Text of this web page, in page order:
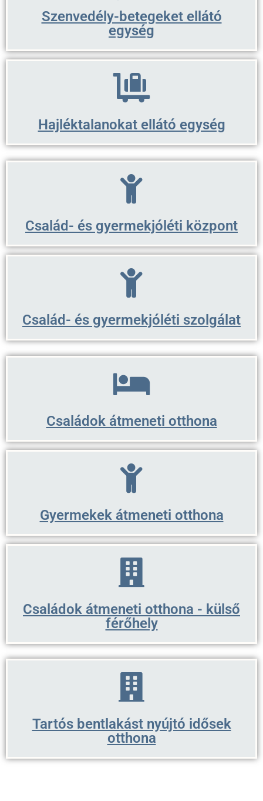
Szenvedély-betegeket ellátó
egység
Hajléktalanokat ellátó egység
Család- és gyermekjóléti központ
Család- és gyermekjóléti szolgálat
Családok átmeneti otthona
Gyermekek átmeneti otthona
Családok átmeneti otthona - külső
férőhely
Tartós bentlakást nyújtó idősek
otthona